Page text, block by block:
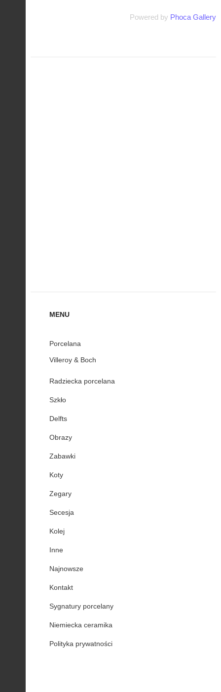
Powered by Phoca Gallery
MENU
Porcelana
Villeroy & Boch
Radziecka porcelana
Szkło
Delfts
Obrazy
Zabawki
Koty
Zegary
Secesja
Kolej
Inne
Najnowsze
Kontakt
Sygnatury porcelany
Niemiecka ceramika
Polityka prywatności